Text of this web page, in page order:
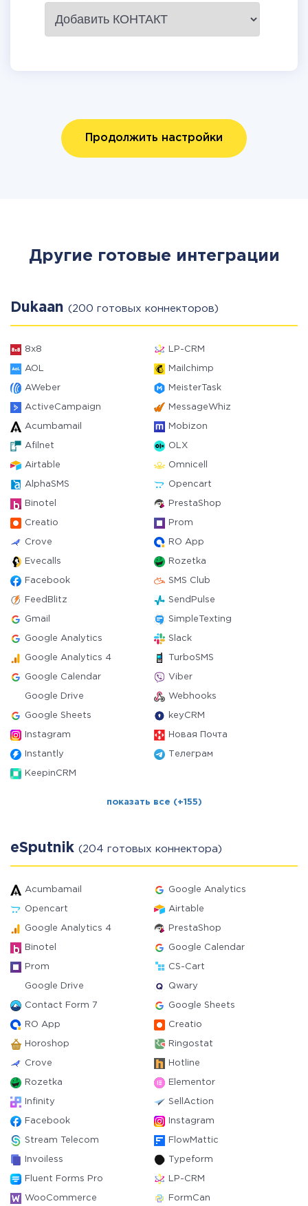
Продолжить настройки
Другие готовые интеграции
Dukaan (200 готовых коннекторов)
8x8 LP-CRM
AOL Mailchimp
AWeber MeisterTask
ActiveCampaign MessageWhiz
Acumbamail Mobizon
Afilnet OLX
Airtable Omnicell
AlphaSMS Opencart
Binotel PrestaShop
Creatio Prom
Crove RO App
Evecalls Rozetka
Facebook SMS Club
FeedBlitz SendPulse
Gmail SimpleTexting
Google Analytics Slack
Google Analytics 4 TurboSMS
Google Calendar Viber
Google Drive Webhooks
Google Sheets keyCRM
Instagram Новая Почта
Instantly Телеграм
KeepinCRM
показать все (+155)
eSputnik (204 готовых коннектора)
Acumbamail Google Analytics
Opencart Airtable
Google Analytics 4 PrestaShop
Binotel Google Calendar
Prom CS-Cart
Google Drive Qwary
Contact Form 7 Google Sheets
RO App Creatio
Horoshop Ringostat
Crove Hotline
Rozetka Elementor
Infinity SellAction
Facebook Instagram
Stream Telecom FlowMattic
Invoiless Typeform
Fluent Forms Pro LP-CRM
WooCommerce FormCan